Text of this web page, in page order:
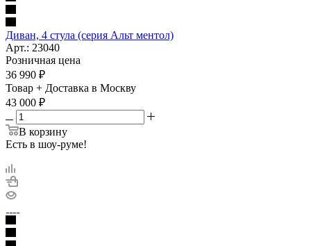
Диван, 4 стула (серия Альт ментол)
Арт.: 23040
Розничная цена
36 990 ₽
Товар + Доставка в Москву
43 000 ₽
В корзину
Есть в шоу-руме!